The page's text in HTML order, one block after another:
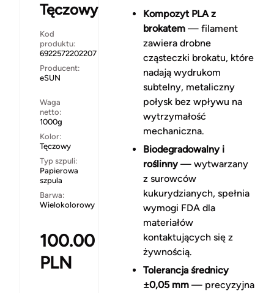
Tęczowy
Kod
produktu:
6922572202207
Producent:
eSUN
Waga
netto:
1000g
Kolor:
Tęczowy
Typ szpuli:
Papierowa
szpula
Barwa:
Wielokolorowy
100.00
PLN
Kompozyt PLA z
brokatem— filament
zawiera drobne
cząsteczki brokatu, które
nadają wydrukom
subtelny, metaliczny
połysk bez wpływu na
wytrzymałość
mechaniczna.
Biodegradowalny i
roślinny— wytwarzany
z surowców
kukurydzianych, spełnia
wymogi FDA dla
materiałów
kontaktujących się z
żywnością.
Tolerancja średnicy
±0,05 mm— precyzyjna